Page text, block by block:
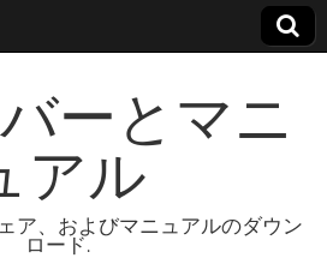
ーとマニ
アル
ア、およびマニュアルのダウン
ロード.